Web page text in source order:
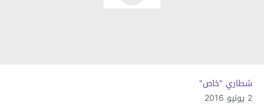
شطاري "خاص"
2 يونيو 2016